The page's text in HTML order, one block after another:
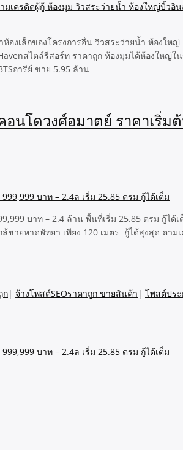
เล็กของโครงการอื่น วิวสระว่ายน้ำ ห้องให
สไตล์รีสอร์ท ราคาถูก ห้องมุมได้ห้องใหญ่
อารีย์ ขาย 5.95 ล้าน
โดวงศ์อมาตย์ ราคาเริ่มต้
บาท – 2.4 ล้าน พื้นที่เริ่ม 25.85 ตรม กู้ไ
ชายหาดพัทยา เพียง 120 เมตร กู้ได้สุงสุด ตาม
ก| จ้างโพสต์SEOราคาถูก ขายสินค้า | โพสต์ปร